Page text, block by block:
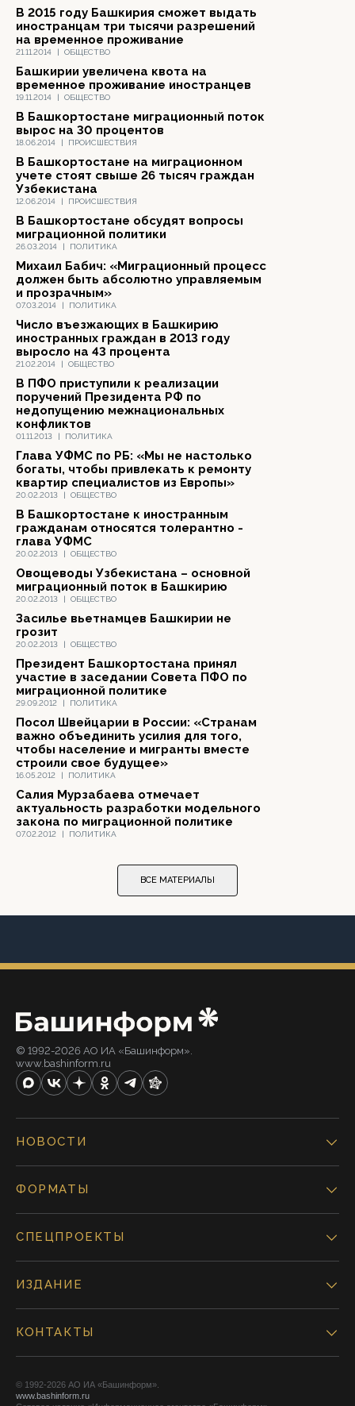
21.11.2014 | ОБЩЕСТВО
В 2015 году Башкирия сможет выдать
иностранцам три тысячи разрешений
на временное проживание
19.11.2014 | ОБЩЕСТВО
Башкирии увеличена квота на
временное проживание иностранцев
18.06.2014 | ПРОИСШЕСТВИЯ
В Башкортостане миграционный поток
вырос на 30 процентов
12.06.2014 | ПРОИСШЕСТВИЯ
В Башкортостане на миграционном
учете стоят свыше 26 тысяч граждан
Узбекистана
26.03.2014 | ПОЛИТИКА
В Башкортостане обсудят вопросы
миграционной политики
07.03.2014 | ПОЛИТИКА
Михаил Бабич: «Миграционный процесс
должен быть абсолютно управляемым
и прозрачным»
21.02.2014 | ОБЩЕСТВО
Число въезжающих в Башкирию
иностранных граждан в 2013 году
выросло на 43 процента
01.11.2013 | ПОЛИТИКА
В ПФО приступили к реализации
поручений Президента РФ по
недопущению межнациональных
конфликтов
20.02.2013 | ОБЩЕСТВО
Глава УФМС по РБ: «Мы не настолько
богаты, чтобы привлекать к ремонту
квартир специалистов из Европы»
20.02.2013 | ОБЩЕСТВО
В Башкортостане к иностранным
гражданам относятся толерантно -
глава УФМС
20.02.2013 | ОБЩЕСТВО
Овощеводы Узбекистана – основной
миграционный поток в Башкирию
20.02.2013 | ОБЩЕСТВО
Засилье вьетнамцев Башкирии не
грозит
29.09.2012 | ПОЛИТИКА
Президент Башкортостана принял
участие в заседании Совета ПФО по
миграционной политике
16.05.2012 | ПОЛИТИКА
Посол Швейцарии в России: «Странам
важно объединить усилия для того,
чтобы население и мигранты вместе
строили свое будущее»
07.02.2012 | ПОЛИТИКА
Салия Мурзабаева отмечает
актуальность разработки модельного
закона по миграционной политике
ВСЕ МАТЕРИАЛЫ
© 1992-2026 АО ИА «Башинформ».
www.bashinform.ru
НОВОСТИ
ФОРМАТЫ
СПЕЦПРОЕКТЫ
ИЗДАНИЕ
КОНТАКТЫ
© 1992-2026 АО ИА «Башинформ».
www.bashinform.ru